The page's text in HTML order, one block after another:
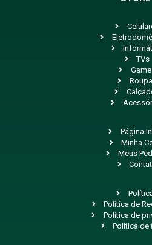
TVs
Página
Minha
Meus
Política de
Política de
Política de